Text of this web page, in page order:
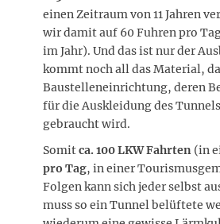
einen Zeitraum von 11 Jahren
wir damit auf 60 Fuhren pro
im Jahr). Und das ist nur der
kommt noch all das Material,
Baustelleneinrichtung, deren
für die Auskleidung des
gebraucht wird.
Somitca. 100 LKW Fahrten (in
pro Tag, in einer
Folgen kann sich jeder selbst
muss so ein Tunnel belüftete